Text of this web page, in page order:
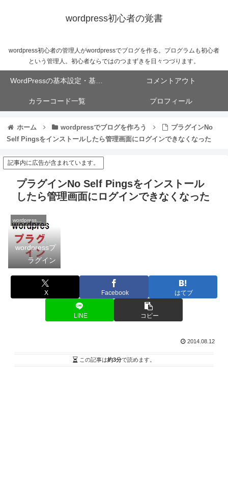
wordpress初心者の覚書
wordpress初心者の管理人がwordpressでブログを作る。プログラムも初心者
という管理人。初心者ならではのつまずきを日々つづります。
WordPressの基本設定・基本操作 コメントアウト
カラーコード一覧 プロフィール
ホーム wordpressでブログを作ろう
プラグインNo
Self Pingsをインストールしたら管理画面にログインできなくなった
記事内に広告が含まれています。
プラグインNo Self Pingsをインストール
したら管理画面にログインできなくなった
wordpressプ
ラグイン
X Facebook はてブ
LINE コピー
2014.08.12
この記事は約3分で読めます。